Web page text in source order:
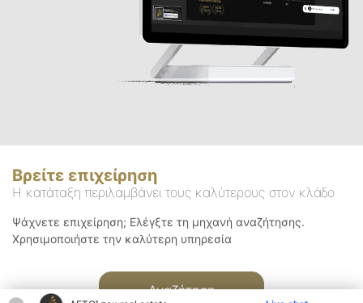
Βρείτε επιχείρηση
Η κατάταξη περιλαμβάνει τους καλύτερους στον κλάδο
Ψάχνετε επιχείρηση; Ελέγξτε τη μηχανή αναζήτησης.
Χρησιμοποιήστε την καλύτερη υπηρεσία
Αναζήτηση